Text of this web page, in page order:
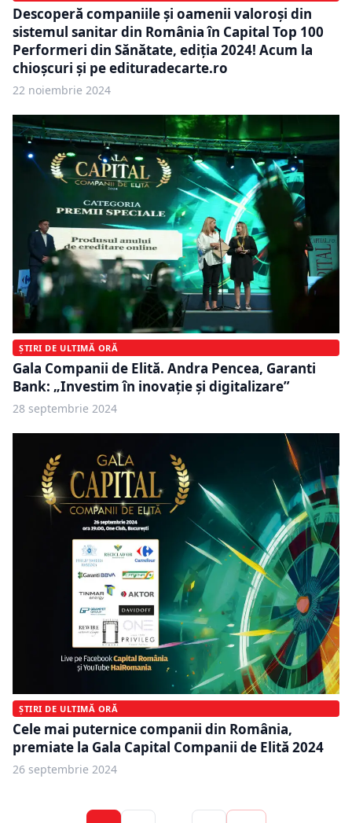
Descoperă companiile și oamenii valoroși din
sistemul sanitar din România în Capital Top 100
Performeri din Sănătate, ediția 2024! Acum la
chioșcuri și pe edituradecarte.ro
22 noiembrie 2024
ȘTIRI DE ULTIMĂ ORĂ
Gala Companii de Elită. Andra Pencea, Garanti
Bank: „Investim în inovație și digitalizare”
28 septembrie 2024
ȘTIRI DE ULTIMĂ ORĂ
Cele mai puternice companii din România,
premiate la Gala Capital Companii de Elită 2024
26 septembrie 2024